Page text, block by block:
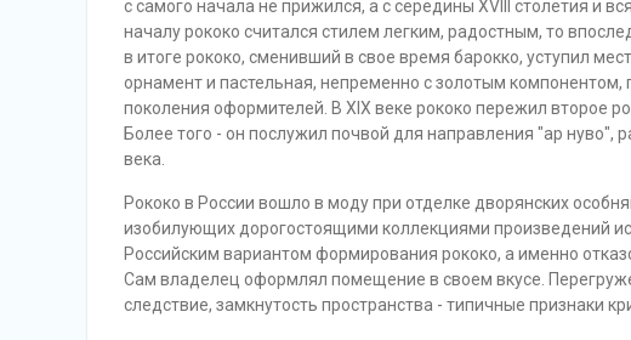
с самого начала не прижился, а с середины XVIII столетия и
началу рококо считался стилем легким, радостным, то
в итоге рококо, сменивший в свое время барокко, уступил
орнамент и пастельная, непременно с золотым
поколения оформителей. В XIX веке рококо пережил второе
Более того - он послужил почвой для направления "ар нуво",
века.
Рококо в России вошло в моду при отделке дворянских
изобилующих дорогостоящими коллекциями произведений
Российским вариантом формирования рококо, а именно
Сам владелец оформлял помещение в своем вкусе.
следствие, замкнутость пространства - типичные признаки